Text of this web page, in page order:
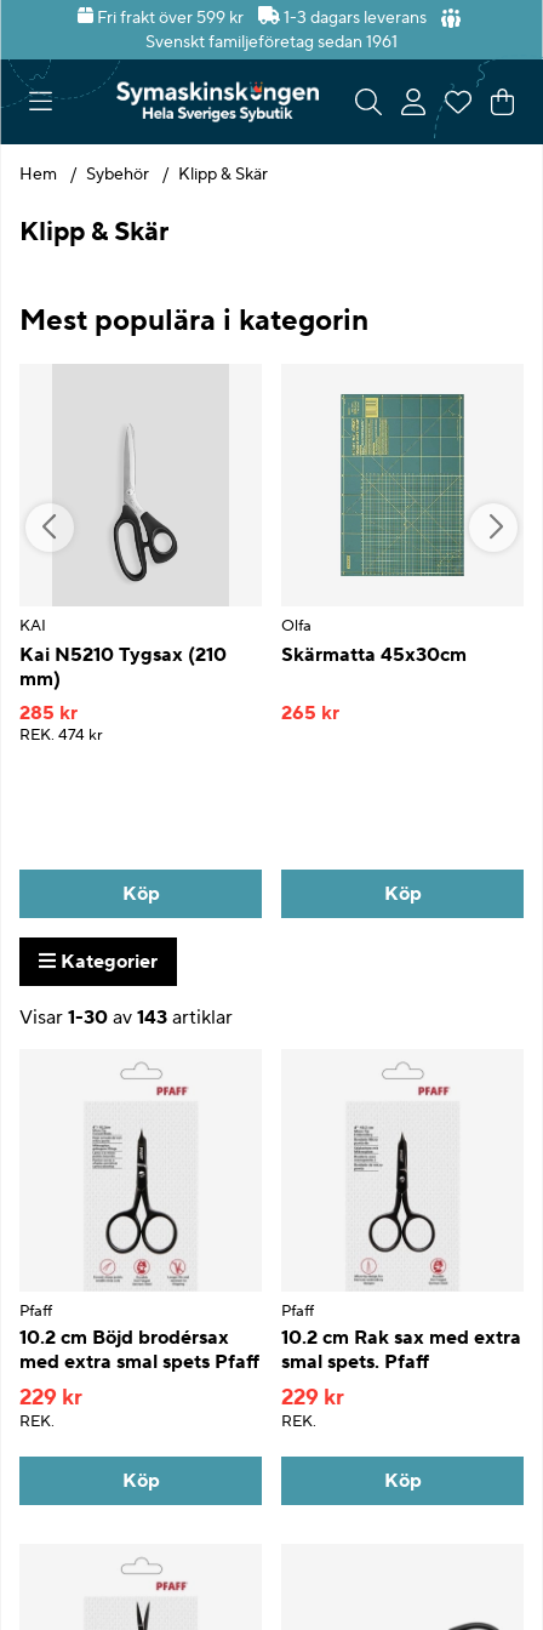
Fri frakt över 599 kr
1-3 dagars leverans
Svenskt familjeföretag sedan 1961
.
Hem Sybehör Klipp & Skär
Klipp & Skär
Mest populära i kategorin
KAI
Kai N5210 Tygsax (210
mm)
285 kr
REK. 474 kr
Köp
Olfa
Skärmatta 45x30cm
265 kr
Köp
Kategorier
Visar 1-30 av 143 artiklar
Pfaff
10.2 cm Böjd brodérsax
med extra smal spets Pfaff
229 kr
REK.
Köp
Pfaff
10.2 cm Rak sax med extra
smal spets. Pfaff
229 kr
REK.
Köp